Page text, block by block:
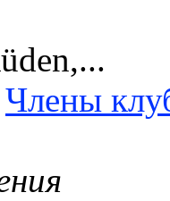
Члены